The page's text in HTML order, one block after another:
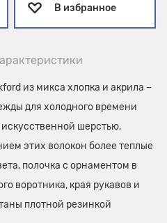
В избранное
из микса хлопка и акрила –
для холодного времени
шерстью,
этих волокон более теплые
полочка с орнаментом в
воротника, края рукавов и
плотной резинкой